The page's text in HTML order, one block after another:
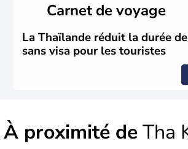
Elle se lie avec la France, le
Unis sur des questions de commerce
la chute de la Monarchie absolue en
aujourd'hui d'une nation bouddhiste
instable.
Carnet de voyage
La Thaïlande réduit la durée
sans visa pour les touristes
À proximité deTha